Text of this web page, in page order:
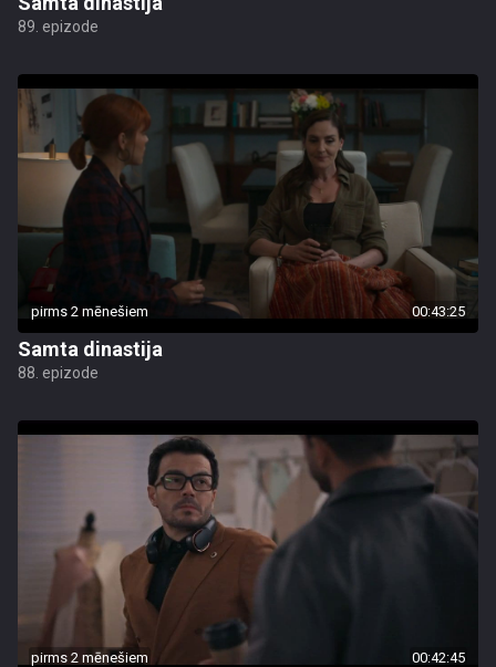
89. epizode
pirms 2 mēnešiem 00:43:25
Samta dinastija
88. epizode
pirms 2 mēnešiem 00:42:45